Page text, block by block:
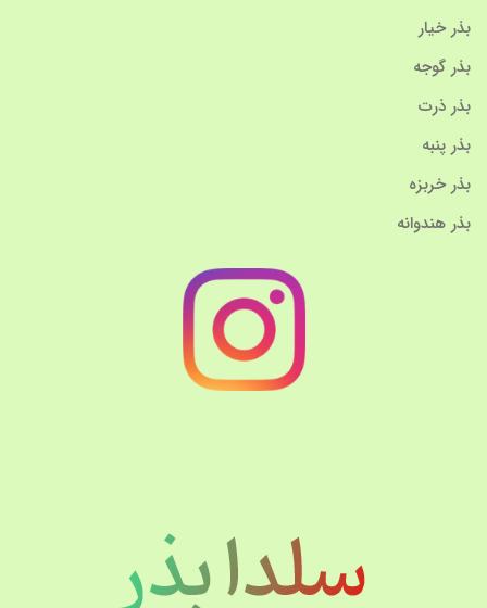
بذر خیار
بذر گوجه
بذر ذرت
بذر پنبه
بذر خربزه
بذر هندوانه